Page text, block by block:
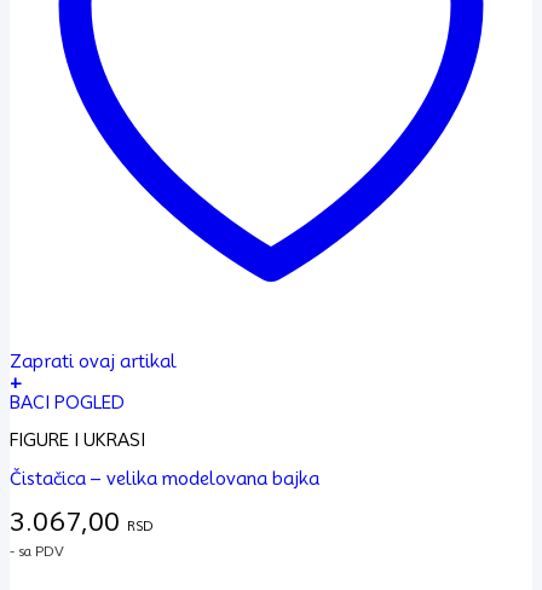
Zaprati ovaj artikal
+
BACI POGLED
FIGURE I UKRASI
Čistačica – velika modelovana bajka
3.067,00 RSD
- sa PDV